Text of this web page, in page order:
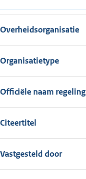
Overheidsorganisatie
Organisatietype
Officiële naam regeling
Citeertitel
Vastgesteld door